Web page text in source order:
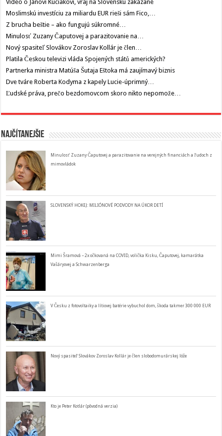
Video o Jánovi Kuciakovi, vraj na Slovensku zakázané
Moslimskú investíciu za miliardu EUR rieši sám Fico,…
Z brucha beštie – ako fungujú súkromné…
Minulosť Zuzany Čaputovej a parazitovanie na…
Nový spasiteľ Slovákov Zoroslav Kollár je člen…
Platila Českou televizi vláda Spojených států amerických?
Partnerka ministra Matúša Šutaja Eštoka má zaujímavý biznis
Dve tváre Roberta Kodyma z kapely Lucie-úprimný…
Ľudské práva, prečo bezdomovcom skoro nikto nepomože…
Najčítanejšie
Minulosť Zuzany Čaputovej a parazitovanie na verejných financiách a ľudoch z
mimovládok
SLOVENSKÝ HOKEJ: MILIÓNOVÉ PODVODY NA ÚKOR DETÍ
Mimi Šramová – 2x očkovaná na COVID, volička Kisku, Čaputovej, kamarátka
Vašáryovej a Schwarzenberga
V Česku z fotovoltaiky a lítiovej batérie vybuchol dom, škoda takmer 300 000 EUR
Nový spasiteľ Slovákov Zoroslav Kollár je člen slobodomurárskej lóže
Kto je Peter Kotlár (pôvodná verzia)